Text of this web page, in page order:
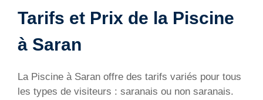
Tarifs et Prix de la Piscine
à Saran
La Piscine à Saran offre des tarifs variés pour tous
les types de visiteurs : saranais ou non saranais.